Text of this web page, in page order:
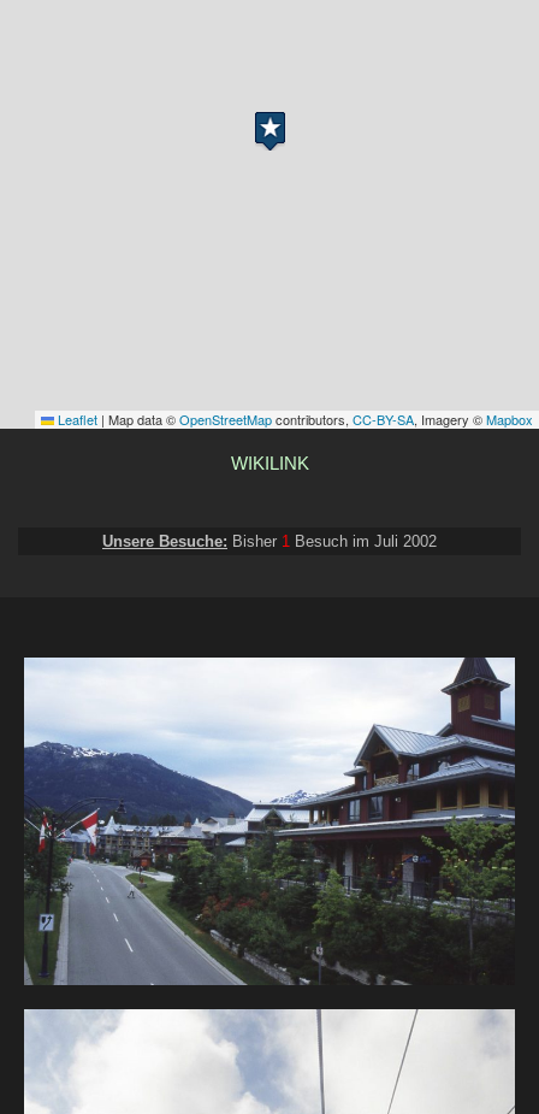
Leaflet | Map data ©OpenStreetMapcontributors, CC-BY-SA, Imagery ©Mapbox
WIKILINK
Unsere Besuche: Bisher 1 Besuch im Juli 2002